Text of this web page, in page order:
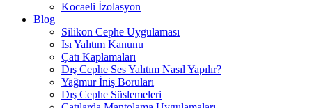
Kocaeli İzolasyon
Blog
Silikon Cephe Uygulaması
Isı Yalıtım Kanunu
Çatı Kaplamaları
Dış Cephe Ses Yalıtım Nasıl Yapılır?
Yağmur İniş Boruları
Dış Cephe Süslemeleri